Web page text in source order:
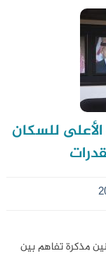
للسكان
مذكرة تفاهم بين